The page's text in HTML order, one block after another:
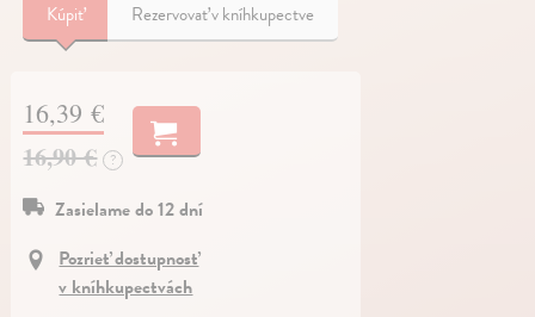
Kúpiť Rezervovať v kníhkupectve
16,39 €
16,90 €
?
Zasielame do 12 dní
Pozrieť dostupnosť
v kníhkupectvách